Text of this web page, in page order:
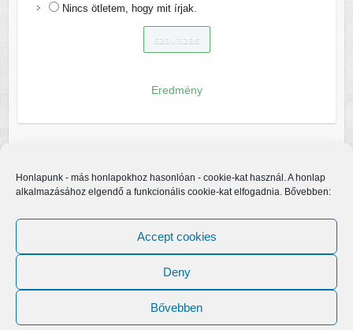
Honlapunk - más honlapokhoz hasonlóan - cookie-kat használ. A honlap
alkalmazásához elgendő a funkcionális cookie-kat elfogadnia. Bővebben:
Accept cookies
Deny
Bővebben
Nincs ötletem, hogy mit írjak.
Eredmény
Egerfarmos.hu. A sablont készítette:
WordPress